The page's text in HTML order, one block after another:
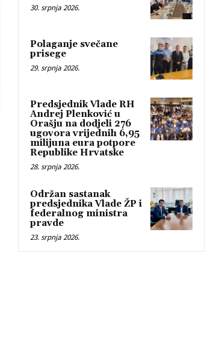
30. srpnja 2026.
Polaganje svečane
prisege
29. srpnja 2026.
Predsjednik Vlade RH
Andrej Plenković u
Orašju na dodjeli 276
ugovora vrijednih 6,95
milijuna eura potpore
Republike Hrvatske
28. srpnja 2026.
Održan sastanak
predsjednika Vlade ŽP i
federalnog ministra
pravde
23. srpnja 2026.